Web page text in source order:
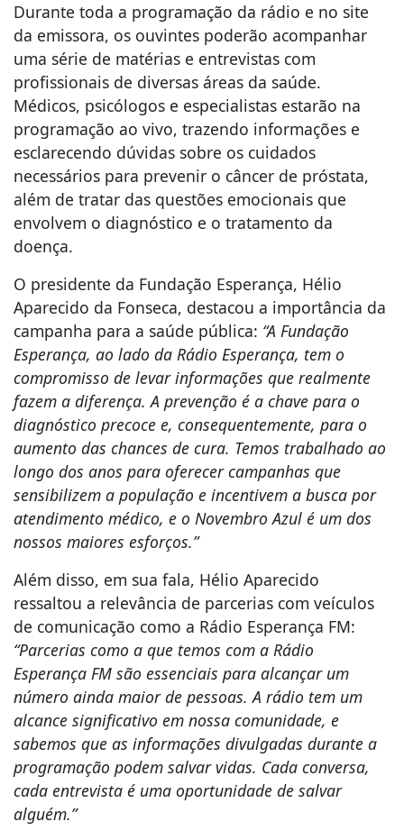
Durante toda a programação da rádio e no site
da emissora, os ouvintes poderão acompanhar
uma série de matérias e entrevistas com
profissionais de diversas áreas da saúde.
Médicos, psicólogos e especialistas estarão na
programação ao vivo, trazendo informações e
esclarecendo dúvidas sobre os cuidados
necessários para prevenir o câncer de próstata,
além de tratar das questões emocionais que
envolvem o diagnóstico e o tratamento da
doença.
O presidente da Fundação Esperança, Hélio
Aparecido da Fonseca, destacou a importância da
campanha para a saúde pública: “A Fundação
Esperança, ao lado da Rádio Esperança, tem o
compromisso de levar informações que realmente
fazem a diferença. A prevenção é a chave para o
diagnóstico precoce e, consequentemente, para o
aumento das chances de cura. Temos trabalhado ao
longo dos anos para oferecer campanhas que
sensibilizem a população e incentivem a busca por
atendimento médico, e o Novembro Azul é um dos
nossos maiores esforços.”
Além disso, em sua fala, Hélio Aparecido
ressaltou a relevância de parcerias com veículos
de comunicação como a Rádio Esperança FM:
“Parcerias como a que temos com a Rádio
Esperança FM são essenciais para alcançar um
número ainda maior de pessoas. A rádio tem um
alcance significativo em nossa comunidade, e
sabemos que as informações divulgadas durante a
programação podem salvar vidas. Cada conversa,
cada entrevista é uma oportunidade de salvar
alguém.”